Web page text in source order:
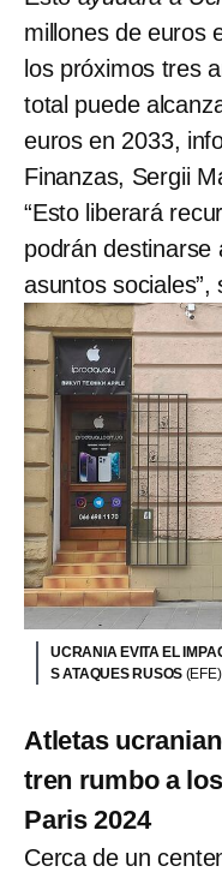
millones de euros
los próximos tres
total puede
euros en 2033,
Finanzas, Sergii
“Esto liberará
podrán destinarse
asuntos sociales”,
UCRANIA EVITA EL
S ATAQUES RUSOS (EFE)
Atletas
tren rumbo a
Paris 2024
Cerca de un